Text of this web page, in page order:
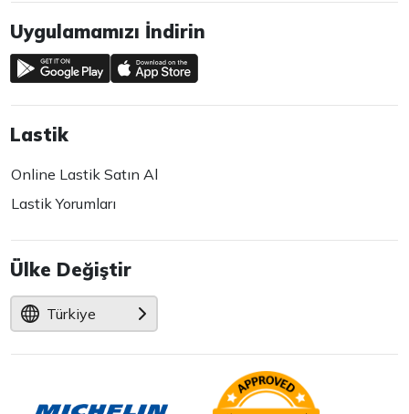
Uygulamamızı İndirin
Lastik
Online Lastik Satın Al
Lastik Yorumları
Ülke Değiştir
Türkiye